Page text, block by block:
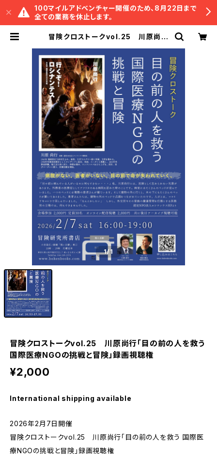
100マイルアドベンチャー開催のため、8月22日まで
全ての業務を休止します。
冒険クロストークvol.25 川原尚行
書店
1/1
冒険クロストークvol.25 川原尚行「目の前の人を救う
国際医療NGOの挑戦と冒険」録画視聴権
¥2,000
International shipping available
2026年2月7日開催
冒険クロストークvol.25 川原尚行「目の前の人を救う 国際医
療NGOの挑戦と冒険」録画視聴権